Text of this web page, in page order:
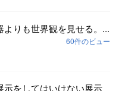
りも世界観を見せる。...
60件のビュー
示をしてはいけない展示